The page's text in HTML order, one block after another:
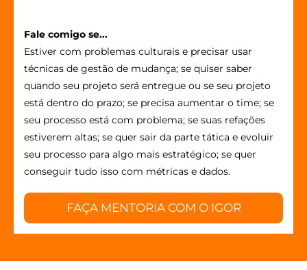
Fale comigo se...
Estiver com problemas culturais e precisar usar
técnicas de gestão de mudança; se quiser saber
quando seu projeto será entregue ou se seu projeto
está dentro do prazo; se precisa aumentar o time; se
seu processo está com problema; se suas refações
estiverem altas; se quer sair da parte tática e evoluir
seu processo para algo mais estratégico; se quer
conseguir tudo isso com métricas e dados.
FAÇA MENTORIA COM O IGOR